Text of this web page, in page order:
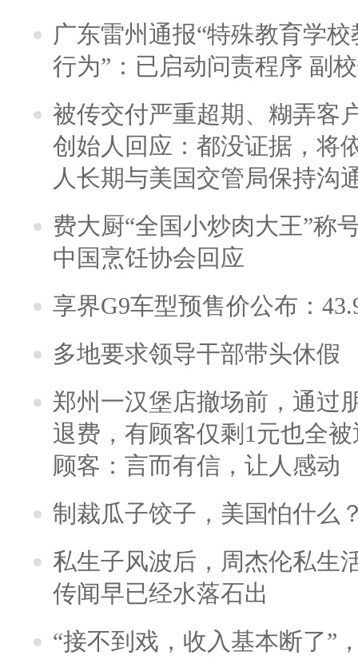
广东雷州通报“特殊教育学
行为”：已启动问责程序 副
被传交付严重超期、糊弄客
创始人回应：都没证据，将
人长期与美国交管局保持沟
费大厨“全国小炒肉大王”称
中国烹饪协会回应
享界G9车型预售价公布：
多地要求领导干部带头休假
郑州一汉堡店撤场前，通过
退费，有顾客仅剩1元也全
顾客：言而有信，让人感动
制裁瓜子饺子，美国怕什么
私生子风波后，周杰伦私生
传闻早已经水落石出
“接不到戏，收入基本断了”